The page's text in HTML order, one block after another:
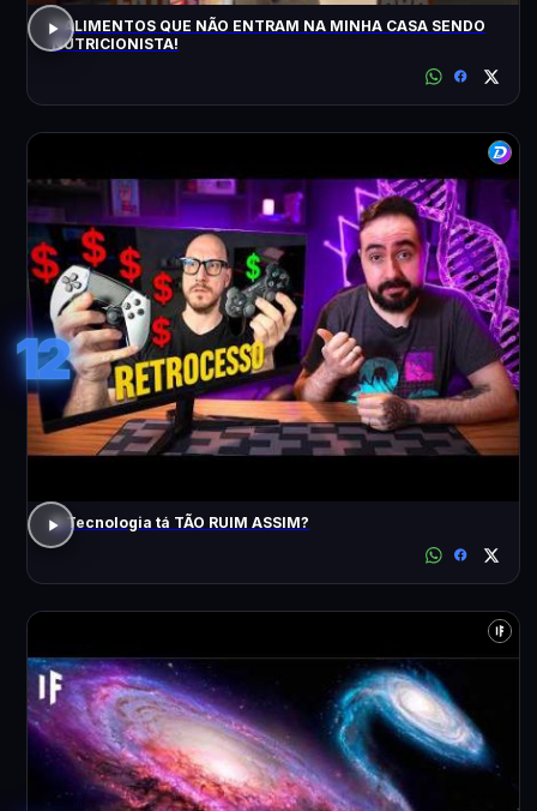
5 ALIMENTOS QUE NÃO ENTRAM NA MINHA CASA SENDO
NUTRICIONISTA!
12
A Tecnologia tá TÃO RUIM ASSIM?